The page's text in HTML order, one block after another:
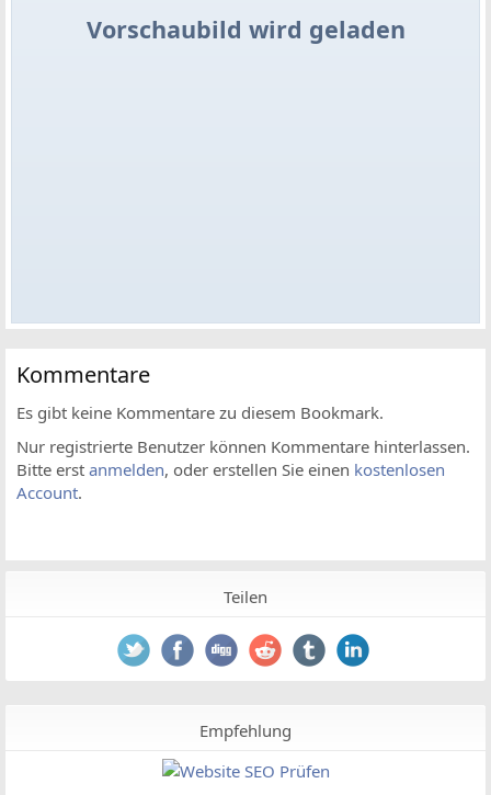
Vorschaubild wird geladen
Kommentare
Es gibt keine Kommentare zu diesem Bookmark.
Nur registrierte Benutzer können Kommentare hinterlassen.
Bitte erst anmelden, oder erstellen Sie einen kostenlosen
Account.
Teilen
Empfehlung